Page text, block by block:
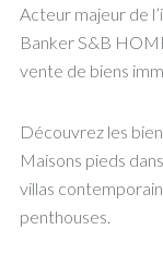
Acteur majeur de
Banker S&B
vente de biens
Découvrez les
Maisons pieds
villas
penthouses.